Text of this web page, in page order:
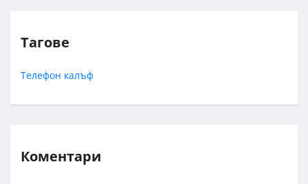
Тагове
Телефон калъф
Коментари